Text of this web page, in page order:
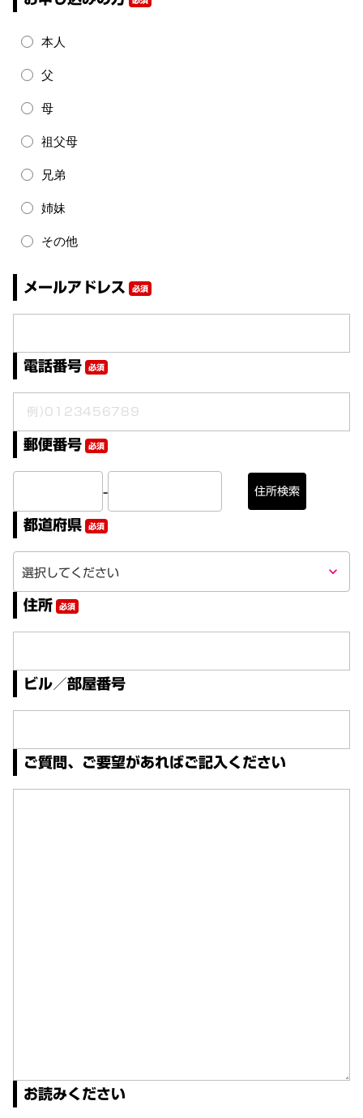
本人
父
母
祖父母
兄弟
姉妹
その他
メールアドレス 必須
電話番号 必須
郵便番号 必須
- 住所検索
都道府県 必須
keyboard_arrow_down
住所 必須
ビル／部屋番号
ご質問、ご要望があればご記入ください
お読みください